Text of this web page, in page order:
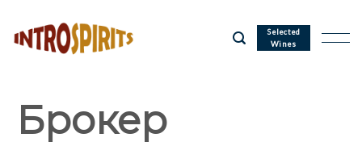
content
Selected
Wines
Брокер